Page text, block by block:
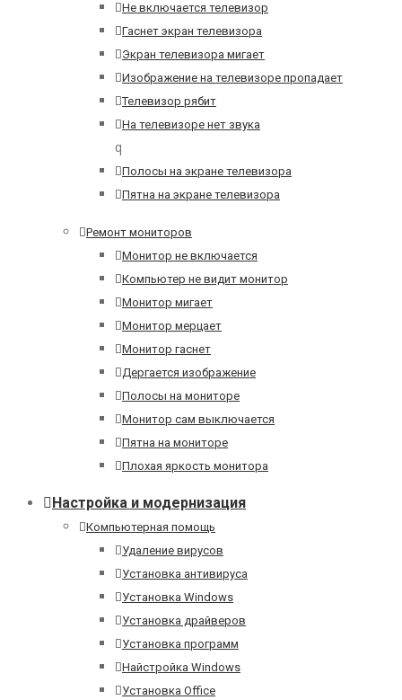
Не включается телевизор
Гаснет экран телевизора
Экран телевизора мигает
Изображение на телевизоре пропадает
Телевизор рябит
На телевизоре нет звука
q
Полосы на экране телевизора
Пятна на экране телевизора
Ремонт мониторов
Монитор не включается
Компьютер не видит монитор
Монитор мигает
Монитор мерцает
Монитор гаснет
Дергается изображение
Полосы на мониторе
Монитор сам выключается
Пятна на мониторе
Плохая яркость монитора
Настройка и модернизация
Компьютерная помощь
Удаление вирусов
Установка антивируса
Установка Windows
Установка драйверов
Установка программ
Найстройка Windows
Установка Office